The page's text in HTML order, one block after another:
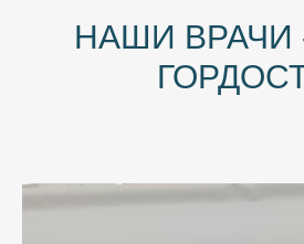
НАШИ ВРАЧИ